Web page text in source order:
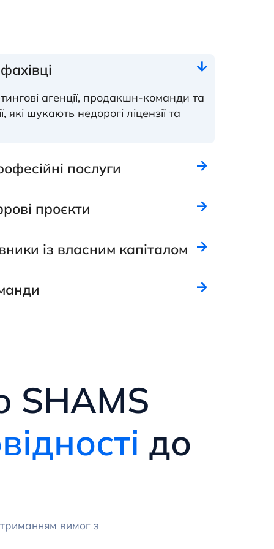
агенції, продакшн-команди та
які шукають недорогі ліцензії та
послуги
проєкти
із власним капіталом
SHAMS
до
вимог з